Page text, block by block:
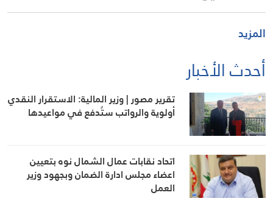
المزيد
أحدث الأخبار
تقرير مصور | وزير المالية: الاستقرار النقدي
أولوية والرواتب ستُدفع في مواعيدها
اتحاد نقابات عمال الشمال نوه بتعيين
اعضاء مجلس ادارة الضمان وبجهود وزير
العمل